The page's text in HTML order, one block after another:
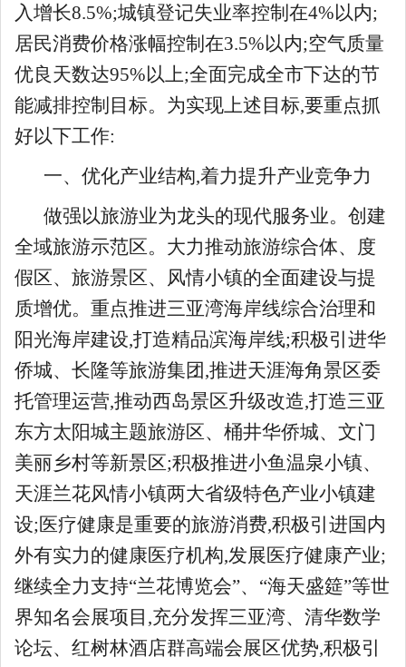
入增长8.5%;城镇登记失业率控制在4%以内;
居民消费价格涨幅控制在3.5%以内;空气质量
优良天数达95%以上;全面完成全市下达的节
能减排控制目标。为实现上述目标,要重点抓
好以下工作:
一、优化产业结构,着力提升产业竞争力
做强以旅游业为龙头的现代服务业。创建
全域旅游示范区。大力推动旅游综合体、度
假区、旅游景区、风情小镇的全面建设与提
质增优。重点推进三亚湾海岸线综合治理和
阳光海岸建设,打造精品滨海岸线;积极引进华
侨城、长隆等旅游集团,推进天涯海角景区委
托管理运营,推动西岛景区升级改造,打造三亚
东方太阳城主题旅游区、桶井华侨城、文门
美丽乡村等新景区;积极推进小鱼温泉小镇、
天涯兰花风情小镇两大省级特色产业小镇建
设;医疗健康是重要的旅游消费,积极引进国内
外有实力的健康医疗机构,发展医疗健康产业;
继续全力支持“兰花博览会”、“海天盛筵”等世
界知名会展项目,充分发挥三亚湾、清华数学
论坛、红树林酒店群高端会展区优势,积极引